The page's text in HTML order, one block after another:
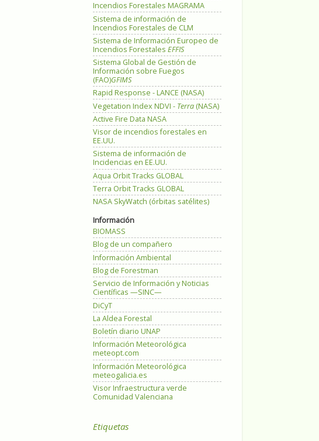
Incendios Forestales MAGRAMA
Sistema de información de
Incendios Forestales de CLM
Sistema de Información Europeo de
Incendios Forestales EFFIS
Sistema Global de Gestión de
Información sobre Fuegos
(FAO)GFIMS
Rapid Response - LANCE (NASA)
Vegetation Index NDVI - Terra (NASA)
Active Fire Data NASA
Visor de incendios forestales en
EE.UU.
Sistema de información de
Incidencias en EE.UU.
Aqua Orbit Tracks GLOBAL
Terra Orbit Tracks GLOBAL
NASA SkyWatch (órbitas satélites)
Información
BIOMASS
Blog de un compañero
Información Ambiental
Blog de Forestman
Servicio de Información y Noticias
Científicas —SINC—
DiCyT
La Aldea Forestal
Boletín diario UNAP
Información Meteorológica
meteopt.com
Información Meteorológica
meteogalicia.es
Visor Infraestructura verde
Comunidad Valenciana
Etiquetas